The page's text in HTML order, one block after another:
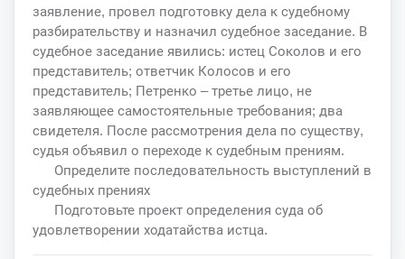
заявление, провел подготовку дела к судебному
разбирательству и назначил судебное заседание. В
судебное заседание явились: истец Соколов и его
представитель; ответчик Колосов и его
представитель; Петренко – третье лицо, не
заявляющее самостоятельные требования; два
свидетеля. После рассмотрения дела по существу,
судья объявил о переходе к судебным прениям.
Определите последовательность выступлений в
судебных прениях
Подготовьте проект определения суда об
удовлетворении ходатайства истца.